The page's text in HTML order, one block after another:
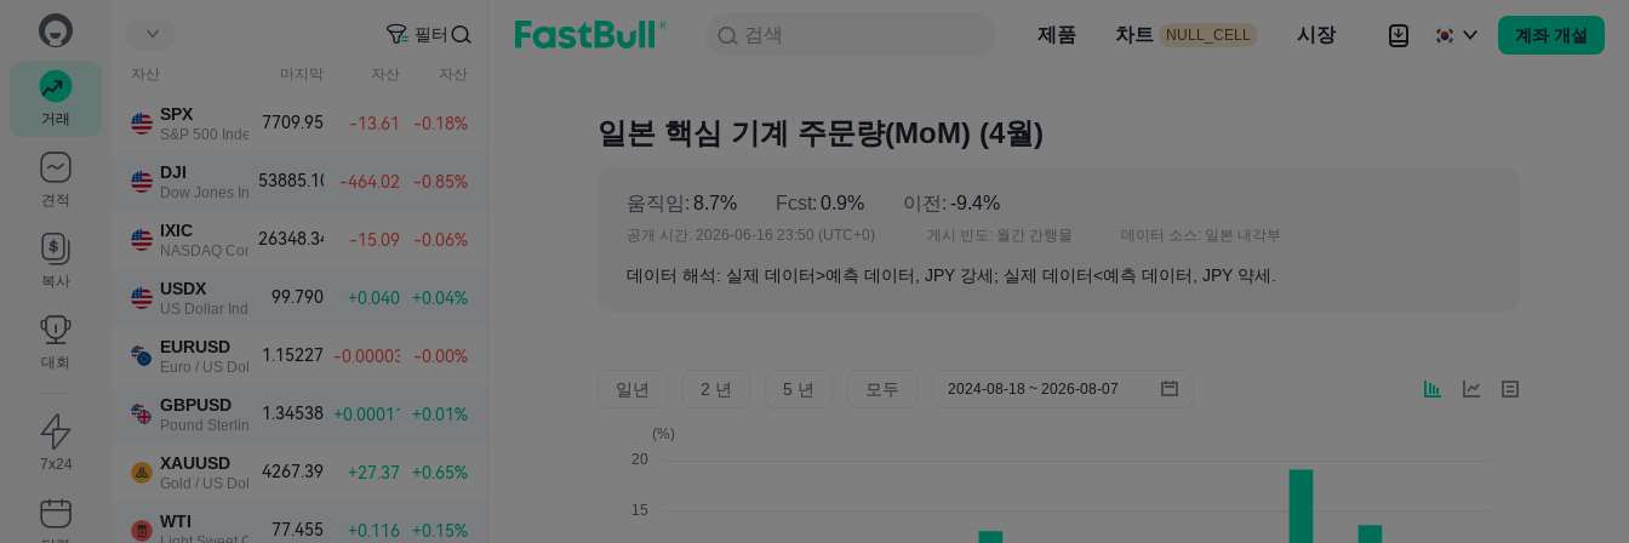
거래
견적
복사
대회
7x24
필터
자산 마지막 자산 자산
SPX
S&P 500 Index
7709.95 -13.61 -0.18%
DJI
Dow Jones Industrial Average
53885.10 -464.02 -0.85%
IXIC
NASDAQ Composite Index
26348.34 -15.09 -0.06%
USDX
US Dollar Index
99.790 +0.040 +0.04%
EURUSD
Euro / US Dollar
1.15227 -0.00003 -0.00%
GBPUSD
Pound Sterling / US Dollar
1.34538 +0.00011 +0.01%
XAUUSD
Gold / US Dollar
4267.39 +27.37 +0.65%
WTI 77.455 +0.116 +0.15%
검색 제품 차트 NULL_CELL 시장 계좌 개설
검색
NULL_CELL 시장 뉴스 전략 Brokers 더
일본 핵심 기계 주문량(MoM) (4월)
움직임: 8.7% Fcst: 0.9% 이전: -9.4%
공개 시간: 2026-06-16 23:50 (UTC+0) 게시 빈도: 월간 간행물 데이터 소스: 일본 내각부
데이터 해석: 실제 데이터>예측 데이터, JPY 강세; 실제 데이터<예측 데이터, JPY 약세.
일년 2 년 5 년 모두